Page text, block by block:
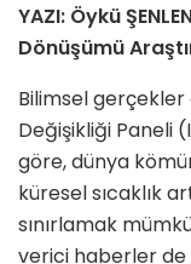
YAZI: Öykü
Dönüşümü
Bilimsel
Değişikliği Paneli
göre, dünya
küresel sıcaklık
sınırlamak
verici haberler de